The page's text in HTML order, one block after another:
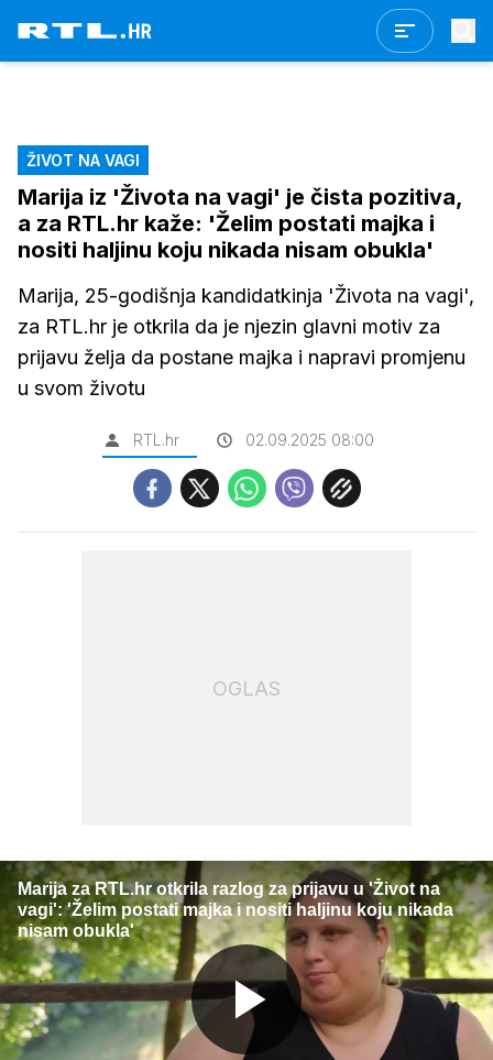
ŽIVOT NA VAGI
Marija iz 'Života na vagi' je čista pozitiva,
a za RTL.hr kaže: 'Želim postati majka i
nositi haljinu koju nikada nisam obukla'
Marija, 25-godišnja kandidatkinja 'Života na vagi',
za RTL.hr je otkrila da je njezin glavni motiv za
prijavu želja da postane majka i napravi promjenu
u svom životu
RTL.hr 02.09.2025 08:00
OGLAS
Marija za RTL.hr otkrila razlog za prijavu u 'Život na
vagi': 'Želim postati majka i nositi haljinu koju nikada
nisam obukla'